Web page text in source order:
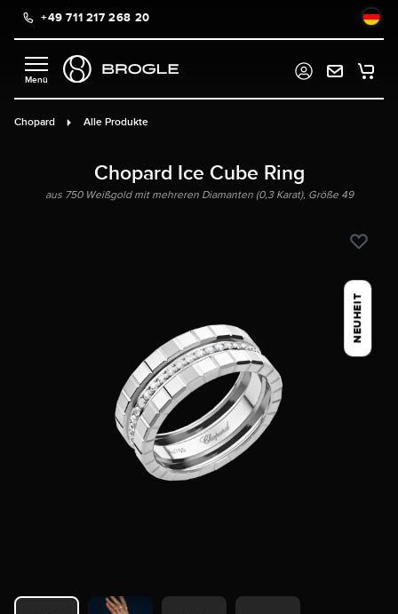
springen
+49 711 217 268 20
Chopard Alle Produkte
Chopard Ice Cube Ring
aus 750 Weißgold mit mehreren Diamanten (0,3 Karat), Größe 49
NEUHEIT